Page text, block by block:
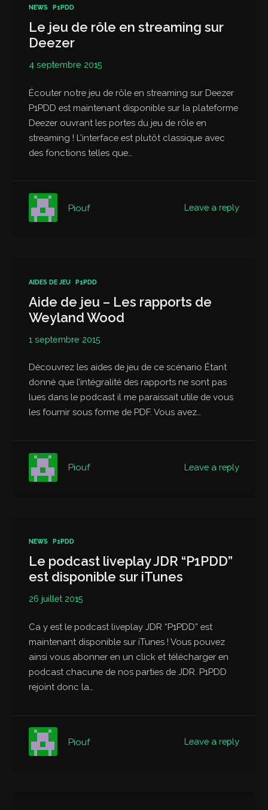
NEWS P1PDD
Le jeu de rôle en streaming sur
Deezer
4 septembre 2015
Écouter notre jeu de rôle en streaming sur Deezer
P1PDD est maintenant disponible sur la plateforme
Deezer ouvrant les portes du jeu de rôle en
streaming ! L’interface est plutôt classique avec
des fonctions telles que…
Leave a reply
Piouf
AIDES DE JEU P1PDD
Aide de jeu – Les rapports de
Weyland Wood
1 septembre 2015
Découvrez les aides de jeu de ce scénario Étant
donné que l’intégralité des rapports ne sont pas
lues dans le podcast il me paraissait utile de vous
les fournir sous forme de PDF. Vous avez…
Leave a reply
Piouf
NEWS P1PDD
Le podcast liveplay JDR “P1PDD”
est disponible sur iTunes
26 juillet 2015
Ca y est le podcast liveplay JDR “P1PDD” est
maintenant disponible sur iTunes ! Vous pouvez
ainsi vous abonner en un click et télécharger en
podcast chacune de nos parties de JDR. P1PDD
rejoint donc la…
Leave a reply
Piouf